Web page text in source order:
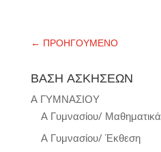
← ΠΡΟΗΓΟΥΜΕΝΟ
ΒΑΣΗ ΑΣΚΗΣΕΩΝ
Α ΓΥΜΝΑΣΙΟΥ
Α Γυμνασίου/ Μαθηματικά
Α Γυμνασίου/ Έκθεση